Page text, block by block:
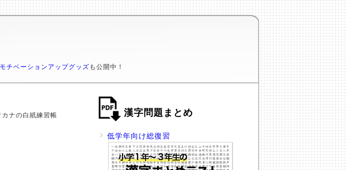
チベーションアップグッズも公開中！
漢字問題まとめ
低学年向け総復習
ナの白紙練習帳